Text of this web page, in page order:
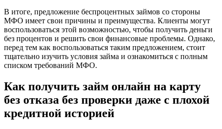
В итоге, предложение беспроцентных займов со стороны
МФО имеет свои причины и преимущества. Клиенты могут
воспользоваться этой возможностью, чтобы получить деньги
без процентов и решить свои финансовые проблемы. Однако,
перед тем как воспользоваться таким предложением, стоит
тщательно изучить условия займа и ознакомиться с полным
списком требований МФО.
Как получить займ онлайн на карту
без отказа без проверки даже с плохой
кредитной историей